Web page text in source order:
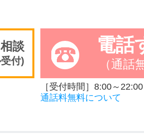
談
付)
電話
（通話
［受付時間］8:00～22:00
通話料無料について